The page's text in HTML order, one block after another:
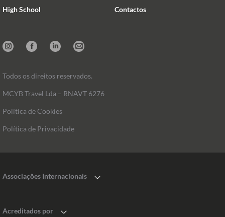
High School Contactos
Todos os direitos reservados.
Política de Cookies
Política de Privacidade
InstagramFacebookLinkedinMail
MCYB Travel Lda – RNAVT 6276
Associações Internacionais
Acreditados por